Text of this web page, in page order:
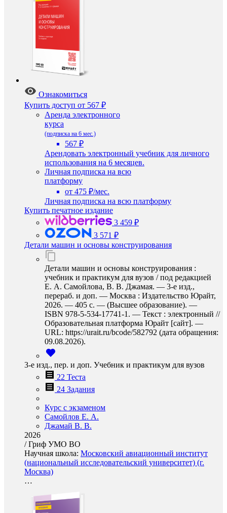
Ознакомиться
Купить доступ от 567 ₽
Аренда электронного
курса
(подписка на 6 мес.)
567 ₽
Арендовать электронный учебник для личного
использования на 6 месяцев.
Личная подписка на всю
платформу
от 475 ₽/мес.
Личная подписка на всю платформу
Купить печатное издание
3 459 ₽
3 571 ₽
Детали машин и основы конструирования
Детали машин и основы конструирования :
учебник и практикум для вузов / под редакцией
Е. А. Самойлова, В. В. Джамая. — 3-е изд.,
перераб. и доп. — Москва : Издательство Юрайт,
2026. — 405 с. — (Высшее образование). —
ISBN 978-5-534-17741-1. — Текст : электронный //
Образовательная платформа Юрайт [сайт]. —
URL: https://urait.ru/bcode/582792 (дата обращения:
09.08.2026).
3-е изд., пер. и доп. Учебник и практикум для вузов
22 Теста
24 Задания
Курс с экзаменом
Самойлов Е. А.
Джамай В. В.
2026
/Гриф УМО ВО
Научная школа: Московский авиационный институт
(национальный исследовательский университет) (г.
Москва)
…